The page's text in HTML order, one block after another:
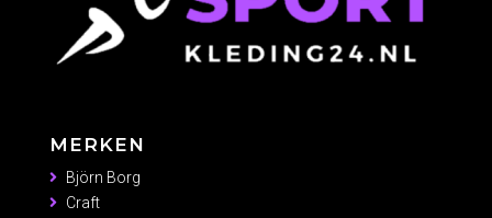
MERKEN
Björn Borg
Craft